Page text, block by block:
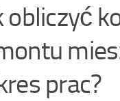
obliczyć
prac?